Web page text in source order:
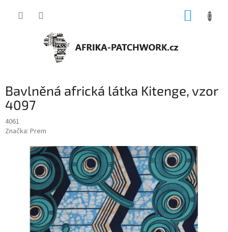
Bavlněná africká látka Kitenge, vzor
4097
4061
Značka: Prem